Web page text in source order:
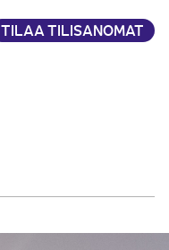
TILAA TILISANOMAT